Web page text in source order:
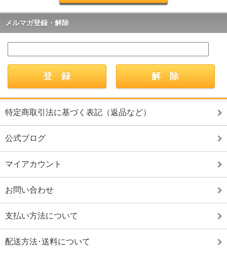
メルマガ登録・解除
特定商取引法に基づく表記（返品など）
公式ブログ
マイアカウント
お問い合わせ
支払い方法について
配送方法･送料について